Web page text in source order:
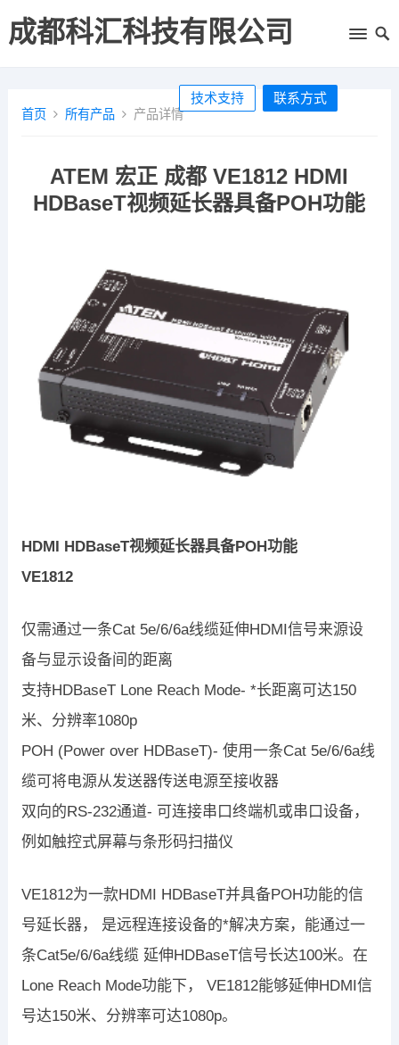
成都科汇科技有限公司
技术支持 联系方式
首页 所有产品 产品详情
ATEM 宏正 成都 VE1812 HDMI
HDBaseT视频延长器具备POH功能
HDMI HDBaseT视频延长器具备POH功能
VE1812
仅需通过一条Cat 5e/6/6a线缆延伸HDMI信号来源设
备与显示设备间的距离
支持HDBaseT Lone Reach Mode- *长距离可达150
米、分辨率1080p
POH (Power over HDBaseT)- 使用一条Cat 5e/6/6a线
缆可将电源从发送器传送电源至接收器
双向的RS-232通道- 可连接串口终端机或串口设备，
例如触控式屏幕与条形码扫描仪
VE1812为一款HDMI HDBaseT并具备POH功能的信
号延长器， 是远程连接设备的*解决方案，能通过一
条Cat5e/6/6a线缆 延伸HDBaseT信号长达100米。在
Lone Reach Mode功能下， VE1812能够延伸HDMI信
号达150米、分辨率可达1080p。